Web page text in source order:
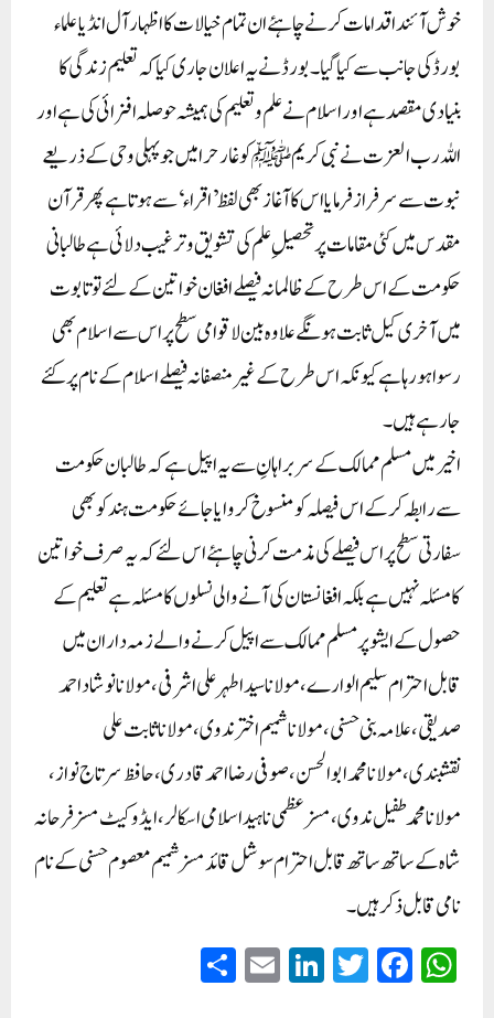
خوش آئند اقدامات کرنے چاہئے ان تمام خیالات کا اظہار آل انڈیا علماء
بورڈ کی جانب سے کیا گیا۔ بورڈ نے یہ اعلان جاری کیا کہ تعلیم زندگی کا
بنیادی مقصد ہے اور اسلام نے علم و تعلیم کی ہمیشہ حوصلہ افزائی کی ہے اور
اللہ رب العزت نے نبی کریم ﷺ کو غار حرا میں جو پہلی وحی کے ذریعے
نبوت سے سرفراز فرمایا اس کا آغاز بھی لفظ ’ اقراء ‘ سے ہوتا ہے پھر قرآن
مقدس میں کئی مقامات پر تحصیلِ علم کی تشویق و ترغیب دلائی ہے طالبانی
حکومت کے اس طرح کے ظالمانہ فیصلے افغان خواتین کے لئے تو تابوت
میں آخری کیل ثابت ہونگے علاوہ بین لاقوامی سطح پر اس سے اسلام بھی
رسوا ہو رہا ہے کیونکہ اس طرح کے غیر منصفانہ فیصلے اسلام کے نام پر کئے
جا رہے ہیں۔
اخیر میں مسلم ممالک کےسربراہانِ سے یہ اپیل ہے کہ طالبان حکومت
سے رابطہ کرکے اس فیصلہ کو منسوخ کروایا جائےحکومت ہند کو بھی
سفارتی سطح پر اس فیصلے کی مذمت کرنی چاہئے اس لئے کہ یہ صرف خواتین
کا مسئلہ نہیں ہے بلکہ افغانستان کی آنے والی نسلوں کا مسئلہ ہے تعلیم کے
حصول کے ایشو پر مسلم ممالک سے اپیل کر نے والے زمہ داران میں
قابل احترام سلیم الوارے، مولاناسیداطہرعلی اشرفی، مولانا نوشاد احمد
صدیقی، علامہ بنی حسنی، مولانا شمیم اختر ندوی، مولانا ثابت علی
نقشبندی،مولانامحمدابوالحسن ،صوفی رضا احمدقادری،حافظ سرتاج نواز،
مولانامحمدطفیل ندوی،مسزعظمی ناہیداسلامی اسکالر،ایڈوکیٹ مسزفرحانہ
شاہ کے ساتھ ساتھ قابل احترام سوشل قائد مسز شمیم معصوم حسنی کے نام
نامی قابل ذکر ہیں۔
W
ha
Fa
ce
T
wi
Li
nk
E
m